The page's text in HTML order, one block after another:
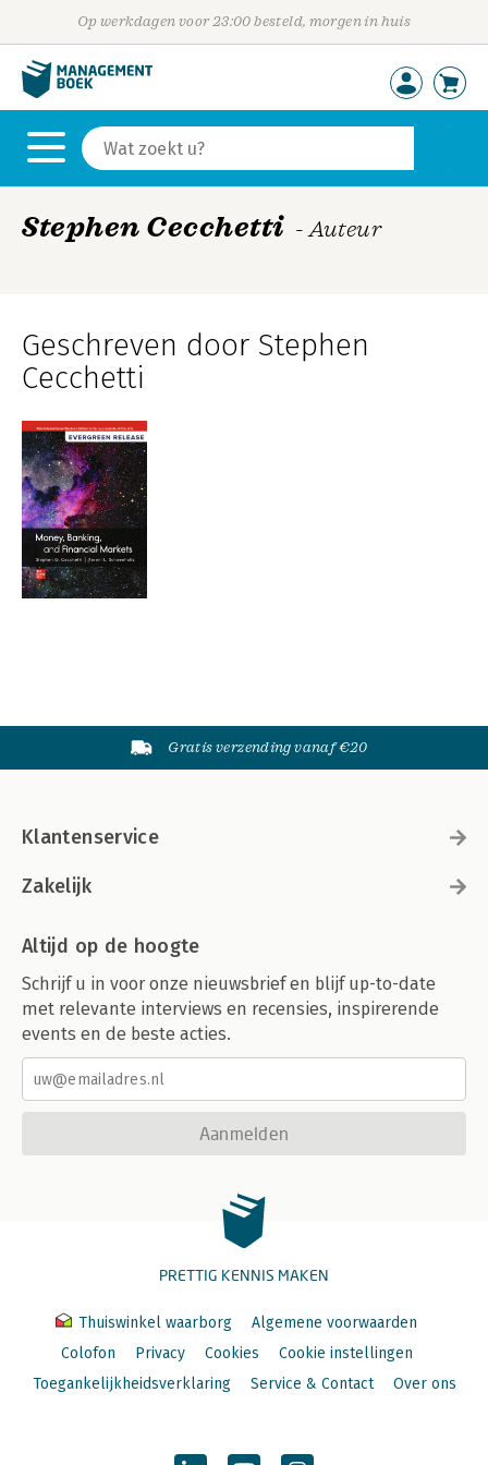
Op werkdagen voor 23:00 besteld, morgen in huis
Stephen Cecchetti - Auteur
Geschreven door Stephen
Cecchetti
Gratis verzending vanaf €20
Klantenservice
Zakelijk
Altijd op de hoogte
Schrijf u in voor onze nieuwsbrief en blijf up-to-date
met relevante interviews en recensies, inspirerende
events en de beste acties.
Aanmelden
PRETTIG KENNIS MAKEN
Thuiswinkel waarborg
Algemene voorwaarden
Colofon
Privacy Cookies
Cookie instellingen
Toegankelijkheidsverklaring
Service & Contact Over ons